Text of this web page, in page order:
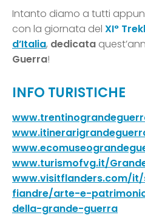
Intanto diamo a tutti
con la giornata del XI°
d’Italia, dedicata
Guerra!
INFO TURISTICHE
www.turismofvg.it/
www.visitflanders.com/
fiandre/arte-e-
della-grande-guerra